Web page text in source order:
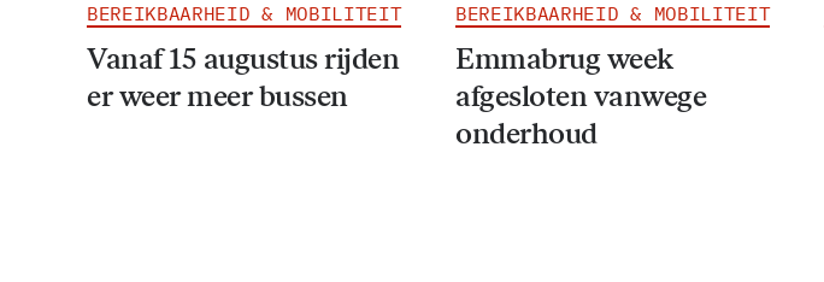
BEREIKBAARHEID & MOBILITEIT
Vanaf 15 augustus rijden
er weer meer bussen
BEREIKBAARHEID & MOBILITEIT
Emmabrug week
afgesloten vanwege
onderhoud